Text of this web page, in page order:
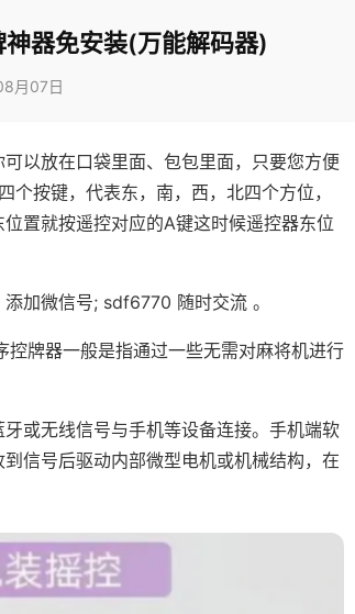
器免安装(万能解码器)
月07日
以放在口袋里面、包包里面，只要您方便
按键，代表东，南，西，北四个方位，
置就按遥控对应的A键这时候遥控器东位
加微信号; sdf6770 随时交流 。
牌器一般是指通过一些无需对麻将机进行
或无线信号与手机等设备连接。手机端软
信号后驱动内部微型电机或机械结构，在